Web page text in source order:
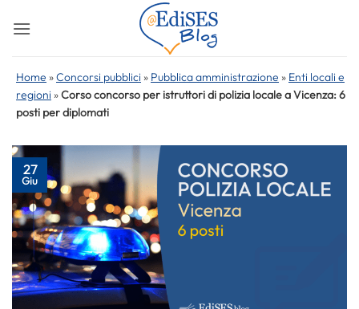
Home »Concorsi pubblici » Pubblica amministrazione » Enti locali e
regioni »Corso concorso per istruttori di polizia locale a Vicenza: 6
posti per diplomati
27
Giu